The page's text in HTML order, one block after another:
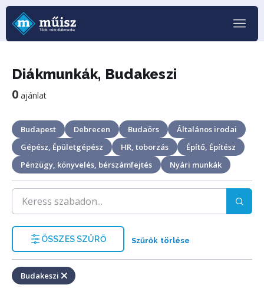
Diákmunkák, Budakeszi
0 ajánlat
Budapest Debrecen Budaörs
Általános irodai
Gépész, Épületgépész
HR, toborzás
Építő, Építész
Pénzügy, könyvelés, bérszámfejtés
Nyári munkák
ÖSSZES SZŰRŐ Szűrők törlése
Budakeszi